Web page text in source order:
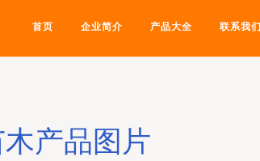
首页 企业简介 产品大全 联系我们
产品图片